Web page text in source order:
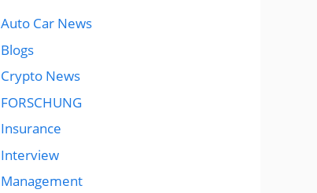
Auto Car News
Blogs
Crypto News
FORSCHUNG
Insurance
Interview
Management